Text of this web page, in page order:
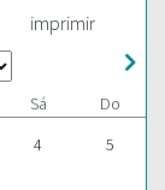
imprimir
Sá
Do
4 5